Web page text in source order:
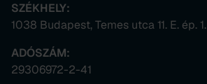
SZÉKHELY:
1038 Budapest, Temes utca 11. E. ép. 1.
ADÓSZÁM:
29306972-2-41